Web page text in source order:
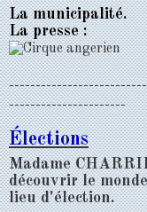
La municipalité.
La presse :
----------------------
Élections
Madame
découvrir le
lieu d'élection.